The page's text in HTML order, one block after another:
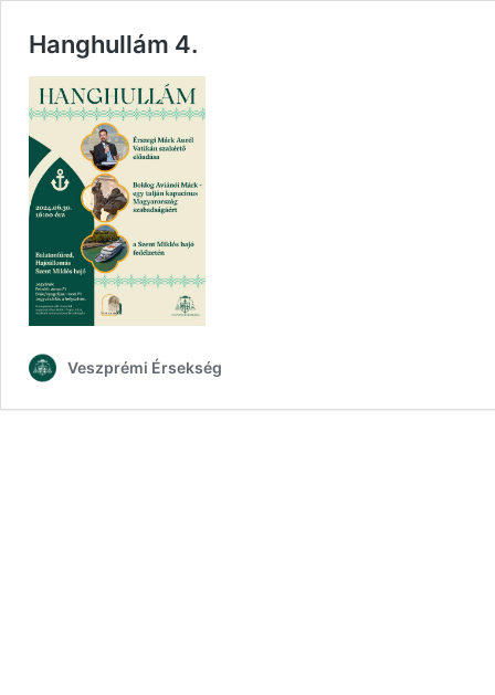
Hanghullám 4.
Veszprémi Érsekség